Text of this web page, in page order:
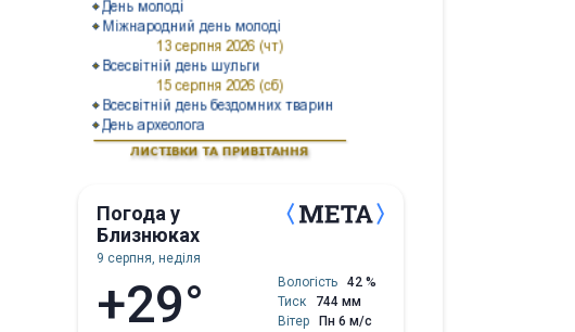
Погода у
Близнюках
9 серпня, неділя
+29° Вологість
42 %
Тиск
744 мм
Вітер
Пн 6 м/с